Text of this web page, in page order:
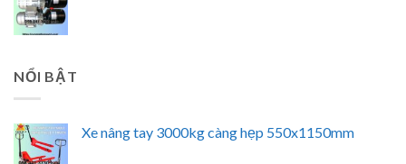
NỔI BẬT
Xe nâng tay 3000kg càng hẹp 550x1150mm